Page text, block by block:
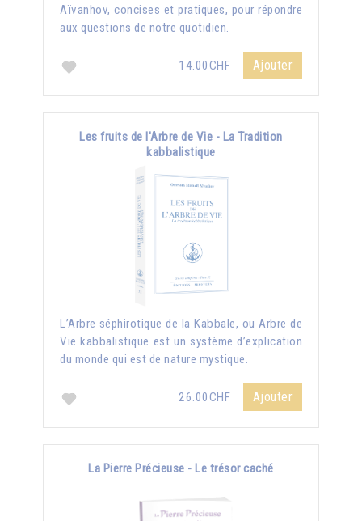
Aïvanhov, concises et pratiques, pour répondre
aux questions de notre quotidien.
14.00CHF Ajouter
Les fruits de l'Arbre de Vie - La Tradition
kabbalistique
L’Arbre séphirotique de la Kabbale, ou Arbre de
Vie kabbalistique est un système d’explication
du monde qui est de nature mystique.
26.00CHF Ajouter
La Pierre Précieuse - Le trésor caché